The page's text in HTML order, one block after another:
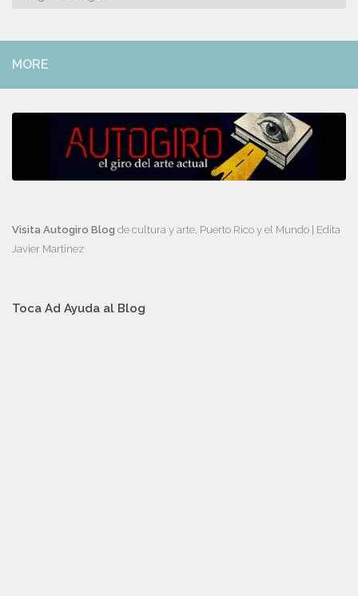
MORE
Visita Autogiro Blog de cultura y arte, Puerto Rico y el Mundo | Edita
Javier Martinez
Toca Ad Ayuda al Blog